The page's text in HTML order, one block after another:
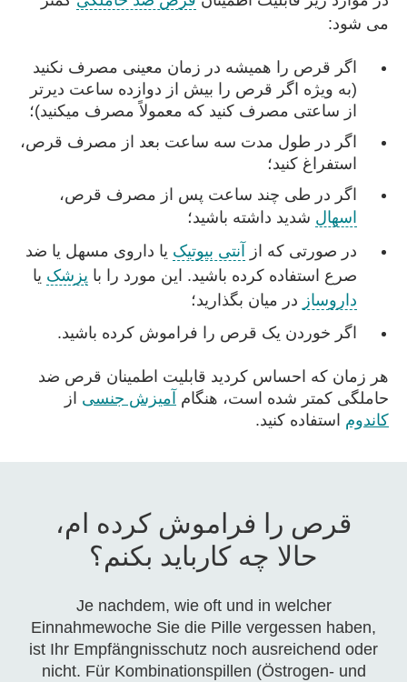
می شود:
اگر قرص را همیشه در زمان معینی مصرف نکنید
(به ویژه اگر قرص را بیش از دوازده ساعت دیرتر
از ساعتی مصرف کنید که معمولاً مصرف میکنید)؛
اگر در طول مدت سه ساعت بعد از مصرف قرص،
استفراغ کنید؛
اگر در طی چند ساعت پس از مصرف قرص،
اسهال شدید داشته باشید؛
در صورتی که از آنتی بیوتیک یا داروی مسهل یا ضد
صرع استفاده کرده باشید. این مورد را با پزشک یا
داروساز در میان بگذارید؛
اگر خوردن یک قرص را فراموش کرده باشید.
هر زمان که احساس کردید قابلیت اطمینان قرص ضد
حاملگی کمتر شده است، هنگام آمیزش جنسی از
کاندوم استفاده کنید.
قرص را فراموش کرده ام،
حالا چه کارباید بکنم؟
Je nachdem, wie oft und in welcher
Einnahmewoche Sie die Pille vergessen haben,
ist Ihr Empfängnisschutz noch ausreichend oder
nicht. Für Kombinationspillen (Östrogen- und